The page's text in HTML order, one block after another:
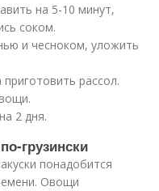
на 5-10 минут,
соком.
и чесноком, уложить
рассол.
2 дня.
грузински
понадобится
Овощи